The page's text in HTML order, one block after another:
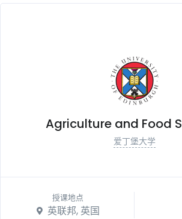
Agriculture and Food
爱丁堡大学
授课地点
英联邦, 英国